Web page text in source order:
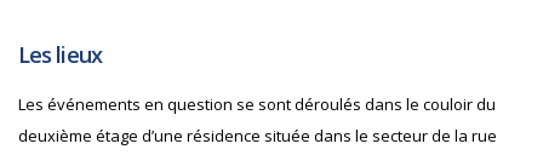
Les lieux
Les événements en question se sont déroulés dans le couloir du
deuxième étage d’une résidence située dans le secteur de la rue